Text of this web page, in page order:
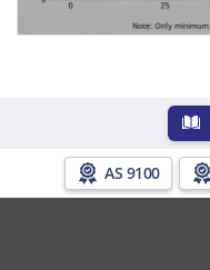
AS 9100